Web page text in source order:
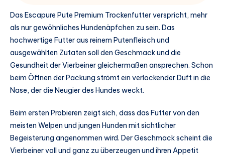
Das Escapure Pute Premium Trockenfutter verspricht, mehr
als nur gewöhnliches Hundenäpfchen zu sein. Das
hochwertige Futter aus reinem Putenfleisch und
ausgewählten Zutaten soll den Geschmack und die
Gesundheit der Vierbeiner gleichermaßen ansprechen. Schon
beim Öffnen der Packung strömt ein verlockender Duft in die
Nase, der die Neugier des Hundes weckt.
Beim ersten Probieren zeigt sich, dass das Futter von den
meisten Welpen und jungen Hunden mit sichtlicher
Begeisterung angenommen wird. Der Geschmack scheint die
Vierbeiner voll und ganz zu überzeugen und ihren Appetit